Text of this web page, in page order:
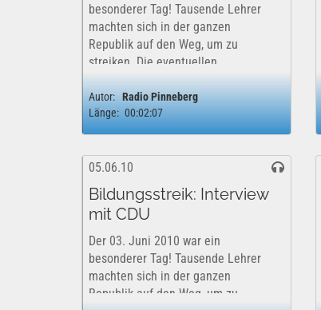
besonderer Tag! Tausende Lehrer
machten sich in der ganzen
Republik auf den Weg, um zu
streiken. Die eventuellen
Konsequenzen nahmen die
verbeamteten Lehrkräfte in Kauf,
denn sie hatten ein Ziel: Den
Politikern deutlich zu...
Autor: Radio Pinneberg
Länge: 00:02:07
05.06.10
Bildungsstreik: Interview
mit CDU
Der 03. Juni 2010 war ein
besonderer Tag! Tausende Lehrer
machten sich in der ganzen
Republik auf den Weg, um zu